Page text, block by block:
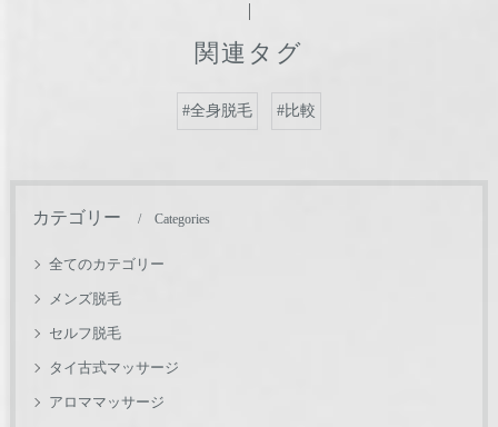
関連タグ
#全身脱毛 #比較
カテゴリー Categories
全てのカテゴリー
メンズ脱毛
セルフ脱毛
タイ古式マッサージ
アロママッサージ